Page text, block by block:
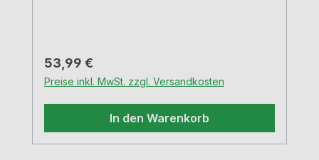
Regulärer Preis:
53,99 €
Preise inkl. MwSt. zzgl. Versandkosten
In den Warenkorb